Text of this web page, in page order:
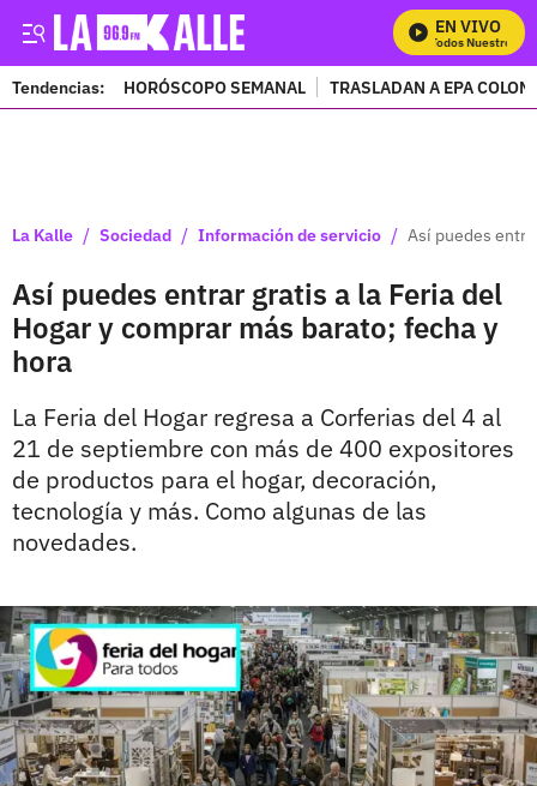
EN VIVO
Mira Todos Nuestros
Tendencias: HORÓSCOPO SEMANAL TRASLADAN A EPA
La Kalle / Sociedad / Información de servicio / Así puedes
Así puedes entrar gratis a la Feria del
Hogar y comprar más barato; fecha y
hora
La Feria del Hogar regresa a Corferias del 4 al
21 de septiembre con más de 400 expositores
de productos para el hogar, decoración,
tecnología y más. Como algunas de las
novedades.